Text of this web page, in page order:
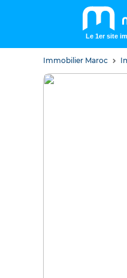
Le 1er site
Immobilier Maroc